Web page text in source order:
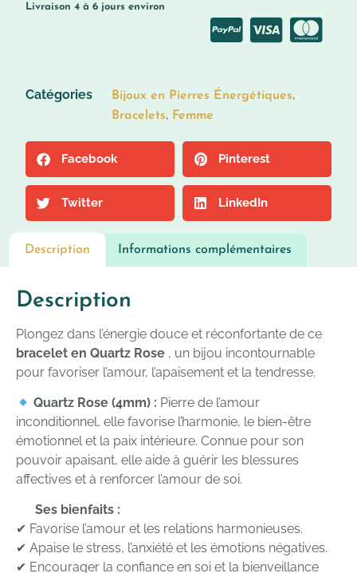
Livraison 4 à 6 jours environ
Catégories Bijoux en Pierres Énergétiques,
Bracelets, Femme
Facebook Pinterest
Twitter LinkedIn
Description Informations complémentaires
Description
Plongez dans l’énergie douce et réconfortante de ce
bracelet en Quartz Rose , un bijou incontournable
pour favoriser l’amour, l’apaisement et la tendresse.
Quartz Rose (4mm) : Pierre de l’amour
inconditionnel, elle favorise l’harmonie, le bien-être
émotionnel et la paix intérieure. Connue pour son
pouvoir apaisant, elle aide à guérir les blessures
affectives et à renforcer l’amour de soi.
Ses bienfaits :
✔ Favorise l’amour et les relations harmonieuses.
✔ Apaise le stress, l’anxiété et les émotions négatives.
✔ Encourager la confiance en soi et la bienveillance